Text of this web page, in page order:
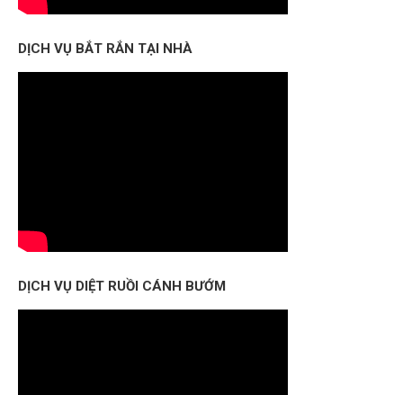
DỊCH VỤ BẮT RẮN TẠI NHÀ
DỊCH VỤ DIỆT RUỒI CÁNH BƯỚM